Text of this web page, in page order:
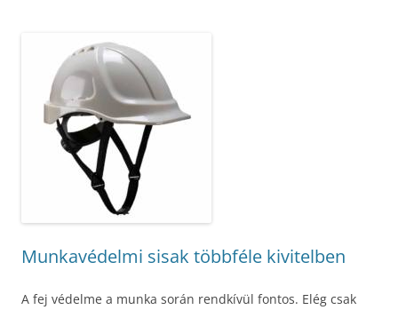
Munkavédelmi sisak többféle kivitelben
A fej védelme a munka során rendkívül fontos. Elég csak